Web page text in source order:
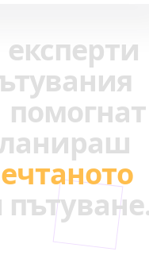
експерти
помогнат
от топ създатели.